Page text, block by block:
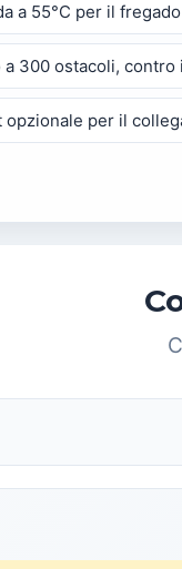
a 55°C per il
300 ostacoli,
per il